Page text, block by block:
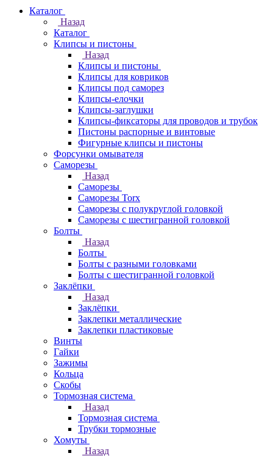
Каталог
Назад
Каталог
Клипсы и пистоны
Назад
Клипсы и пистоны
Клипсы для ковриков
Клипсы под саморез
Клипсы-елочки
Клипсы-заглушки
Клипсы-фиксаторы для проводов и трубок
Пистоны распорные и винтовые
Фигурные клипсы и пистоны
Форсунки омывателя
Саморезы
Назад
Саморезы
Саморезы Torx
Саморезы с полукруглой головкой
Саморезы с шестигранной головкой
Болты
Назад
Болты
Болты с разными головками
Болты с шестигранной головкой
Заклёпки
Назад
Заклёпки
Заклепки металлические
Заклепки пластиковые
Винты
Гайки
Зажимы
Кольца
Скобы
Тормозная система
Назад
Тормозная система
Трубки тормозные
Хомуты
Назад